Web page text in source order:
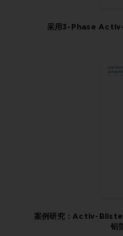
采用3-Phase Activ-
案例研究：Activ-
铝